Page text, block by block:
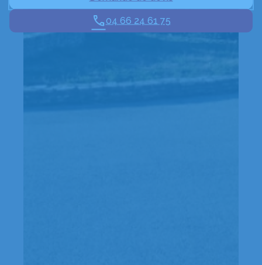
04 66 24 61 75